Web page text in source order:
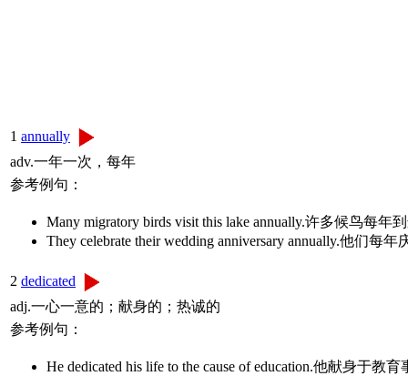
1 annually
adv.一年一次，每年
参考例句：
Many migratory birds visit this lake annually.许多候鸟每年
They celebrate their wedding anniversary annually.他们每
2 dedicated
adj.一心一意的；献身的；热诚的
参考例句：
He dedicated his life to the cause of education.他献身于教育